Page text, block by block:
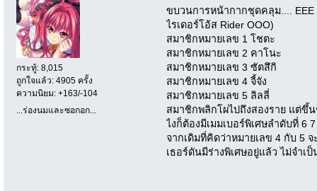
กระทู้: 8,015
ถูกใจแล้ว: 4905 ครั้ง
ความนิยม: +163/-104
...ร่องนมและซอกอก...
ขบวนการหน้ากากชุดคลุม.... EEE
ไรเดอร์โอ้ส Rider OOO)
สมาชิกหมายเลข 1 โชตะ
สมาชิกหมายเลข 2 คาโนะ
สมาชิกหมายเลข 3 ซัตสึกิ
สมาชิกหมายเลข 4 จี้จัง
สมาชิกหมายเลข 5 ลิลลี่
สมาชิกพลิกโผไปถึงสองราย แต่ขึ้
ไงก็ต้องมีเมมเบอร์พิเศษลำดับที่ 6
จากเดิมที่คิดว่าหมายเลข 4 กับ 5
เธอร์ดันมีร่างพิเศษอยู่แล้ว ไม่จำเ